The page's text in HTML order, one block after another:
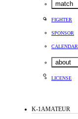
match
FIGHTER
SPONSOR
CALENDAR
about
LICENSE
K-1AMATEUR